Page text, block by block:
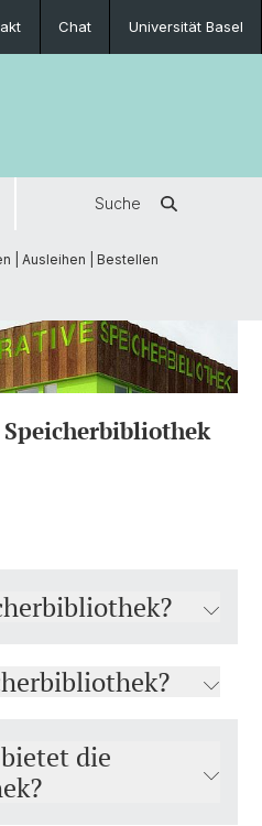
Chat Universität Basel
Suche
| Ausleihen | Bestellen
Speicherbibliothek
die